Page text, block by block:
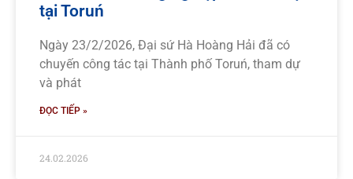
tại Toruń
Ngày 23/2/2026, Đại sứ Hà Hoàng Hải đã có
chuyến công tác tại Thành phố Toruń, tham dự
và phát
ĐỌC TIẾP »
24.02.2026